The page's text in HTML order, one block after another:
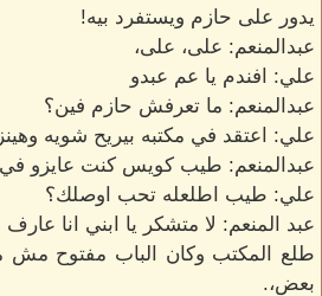
يدور على حازم ويستفرد بيه!
عبدالمنعم: على، على،
علي: افندم يا عم عبدو
عبدالمنعم: ما تعرفش حازم فين؟
علي: اعتقد في مكتبه بيريح شويه
عبدالمنعم: طيب كويس كنت عايزو
علي: طيب اطلعله تحب اوصلك؟
عبد المنعم: لا متشكر يا ابني انا
طلع المكتب وكان الباب مفتوح مش
بعض،.